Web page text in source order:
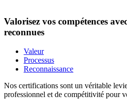
Valorisez vos compétences
reconnues
Valeur
Processus
Reconnaissance
Nos certifications sont un véritable
professionnel et de compétitivité pour